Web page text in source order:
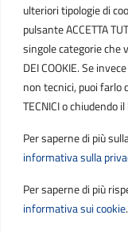
ulteriori tipologie di
pulsante ACCETTA
singole categorie che
DEI COOKIE. Se
non tecnici, puoi farlo
TECNICI o chiudendo
Per saperne di più
informativa sulla
Per saperne di più
informativa sui cookie.
POSTA ELETTRONICA
PEC
SEGUICI SU